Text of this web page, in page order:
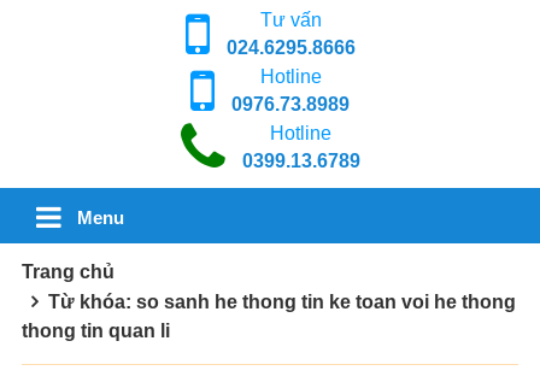
Tư vấn
024.6295.8666
Hotline
0976.73.8989
Hotline
0399.13.6789
Menu
Trang chủ
Từ khóa: so sanh he thong tin ke toan voi he thong
thong tin quan li